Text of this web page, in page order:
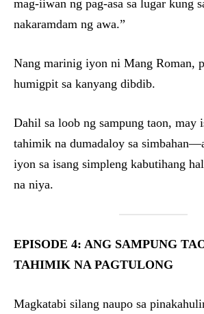
mag-iiwan ng pag-asa sa lugar kung
nakaramdam ng awa.”
Nang marinig iyon ni Mang Roman,
humigpit sa kanyang dibdib.
Dahil sa loob ng sampung taon, may
tahimik na dumadaloy sa
iyon sa isang simpleng kabutihang
na niya.
EPISODE 4: ANG SAMPUNG
TAHIMIK NA PAGTULONG
Magkatabi silang naupo sa